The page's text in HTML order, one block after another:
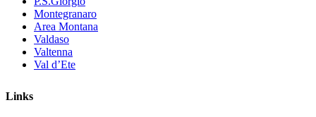
Montegranaro
Area Montana
Valdaso
Valtenna
Val d’Ete
Links